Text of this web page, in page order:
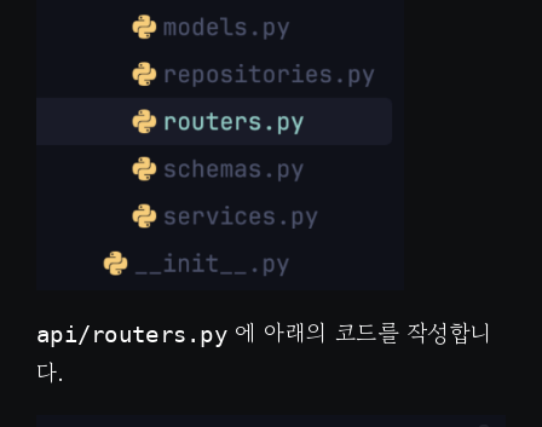
api/routers.py에 아래의 코드를 작성합니
다.